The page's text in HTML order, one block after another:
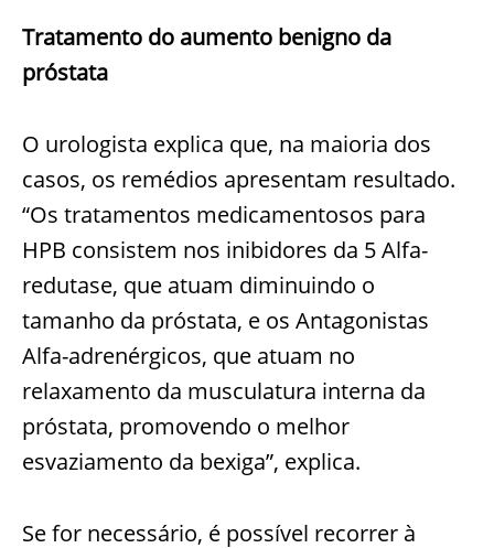
Tratamento do aumento benigno da
próstata
O urologista explica que, na maioria dos
casos, os remédios apresentam resultado.
“Os tratamentos medicamentosos para
HPB consistem nos inibidores da 5 Alfa-
redutase, que atuam diminuindo o
tamanho da próstata, e os Antagonistas
Alfa-adrenérgicos, que atuam no
relaxamento da musculatura interna da
próstata, promovendo o melhor
esvaziamento da bexiga”, explica.
Se for necessário, é possível recorrer à